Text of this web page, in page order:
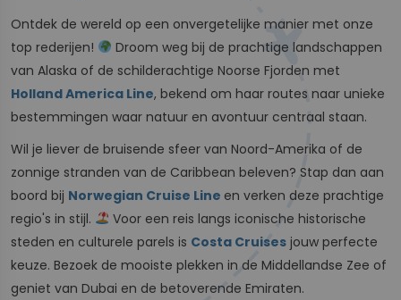
Ontdek de wereld op een onvergetelijke manier met onze
top rederijen!
Droom weg bij de prachtige landschappen
van Alaska of de schilderachtige Noorse Fjorden met
Holland America Line, bekend om haar routes naar unieke
bestemmingen waar natuur en avontuur centraal staan.
Wil je liever de bruisende sfeer van Noord-Amerika of de
zonnige stranden van de Caribbean beleven? Stap dan aan
boord bij Norwegian Cruise Line en verken deze prachtige
regio's in stijl.
Voor een reis langs iconische historische
steden en culturele parels is Costa Cruises jouw perfecte
keuze. Bezoek de mooiste plekken in de Middellandse Zee of
geniet van Dubai en de betoverende Emiraten.